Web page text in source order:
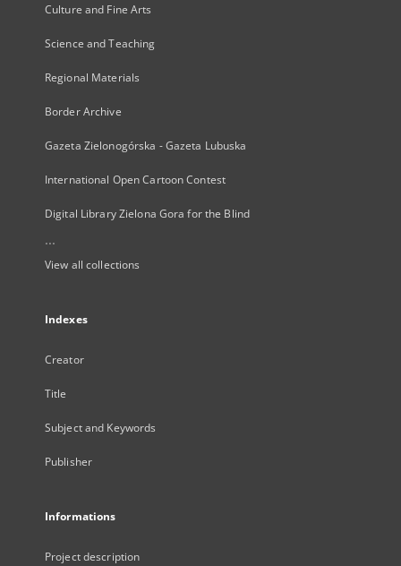
Culture and Fine Arts
Science and Teaching
Regional Materials
Border Archive
Gazeta Zielonogórska - Gazeta Lubuska
International Open Cartoon Contest
Digital Library Zielona Gora for the Blind
...
View all collections
Indexes
Creator
Title
Subject and Keywords
Publisher
Informations
Project description